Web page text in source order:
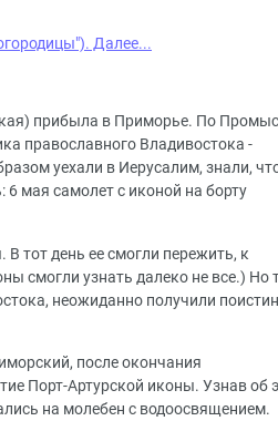
Далее...
прибыла в Приморье. По
православного Владивостока -
уехали в Иерусалим, знали,
мая самолет с иконой на борту
тот день ее смогли пережить, к
смогли узнать далеко не все.) Но
неожиданно получили
после окончания
Порт-Артурской иконы. Узнав об
на молебен с водоосвящением.